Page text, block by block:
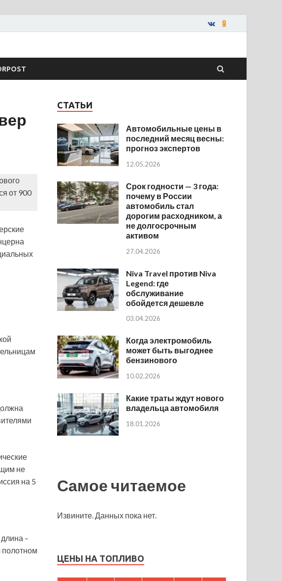
от 900
не
на 5
–
полотном
СТАТЬИ
Автомобильные цены в
последний месяц весны:
прогноз экспертов
12.05.2026
Срок годности — 3 года:
почему в России
автомобиль стал
дорогим расходником, а
не долгосрочным
активом
27.04.2026
Niva Travel против Niva
Legend: где
обслуживание
обойдется дешевле
03.04.2026
Когда электромобиль
может быть выгоднее
бензинового
10.02.2026
Какие траты ждут нового
владельца автомобиля
18.01.2026
Самое читаемое
Извините. Данных пока нет.
ЦЕНЫ НА ТОПЛИВО